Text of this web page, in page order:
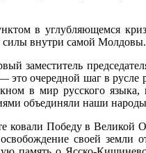
в углубляющемся
силы внутри самой Молдовы.
очередной шаг в
в мир русского языка,
объединяли наши
Победу в Великой
своей земли